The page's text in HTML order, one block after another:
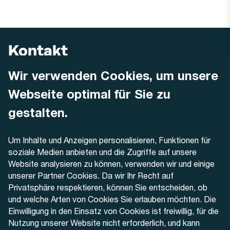
Wir verwenden Cookies, um unsere
Webseite optimal für Sie zu
gestalten.
Um Inhalte und Anzeigen personalisieren, Funktionen für
soziale Medien anbieten und die Zugriffe auf unsere
Website analysieren zu können, verwenden wir und einige
unserer Partner Cookies. Da wir Ihr Recht auf
Privatsphäre respektieren, können Sie entscheiden, ob
und welche Arten von Cookies Sie erlauben möchten. Die
Einwilligung in den Einsatz von Cookies ist freiwillig, für die
Nutzung unserer Website nicht erforderlich, und kann
Kontakt
AREMO
Dornacherstrasse 48
4500 Solothurn
+41 32 622 37 22
Kontaktformular